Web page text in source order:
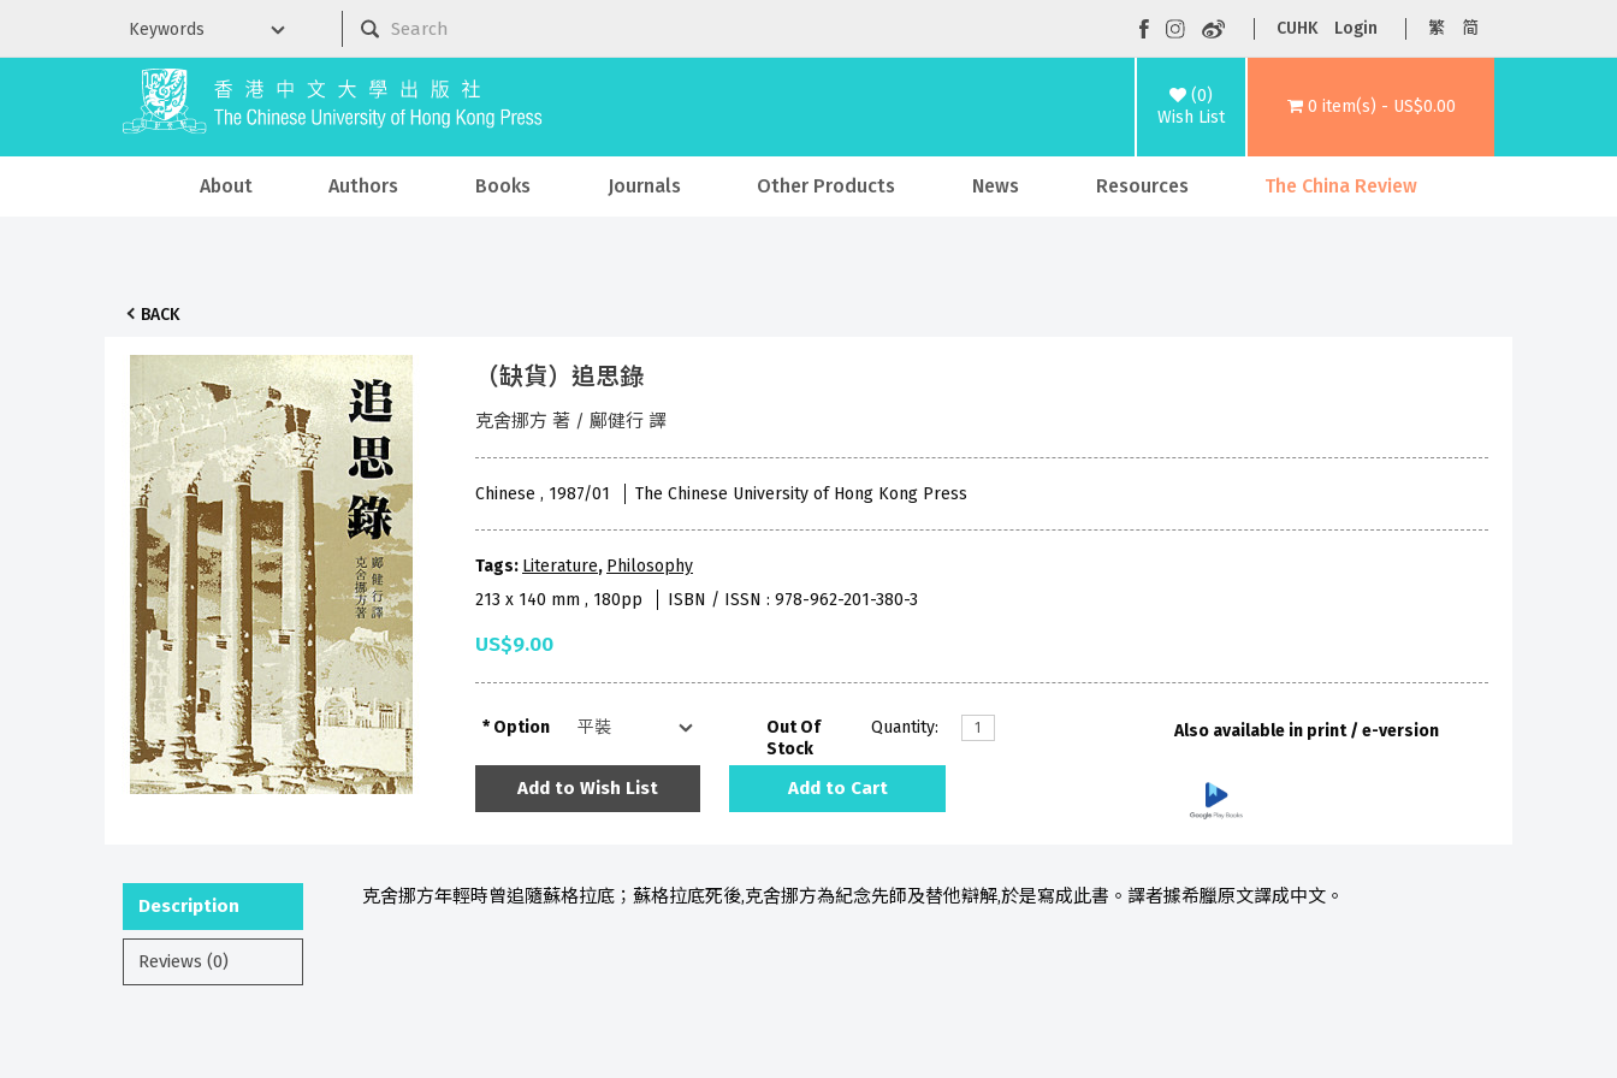
CUHK Login 繁 简
(0)
Wish List
0 item(s) - US$0.00
About Authors Books Journals Other Products News Resources The China Review
BACK
（缺貨）追思錄
克舍挪方 著 / 鄺健行 譯
Chinese , 1987/01 The Chinese University of Hong Kong Press
Tags: Literature, Philosophy
213 x 140 mm , 180pp
ISBN / ISSN : 978-962-201-380-3
US$9.00
Option
Out Of
Stock
Quantity:
Add to Wish List Add to Cart
Also available in print / e-version
Description
Reviews (0)
克舍挪方年輕時曾追隨蘇格拉底；蘇格拉底死後,克舍挪方為紀念先師及替他辯解,於是寫成此書。譯者據希臘原文譯成中文。